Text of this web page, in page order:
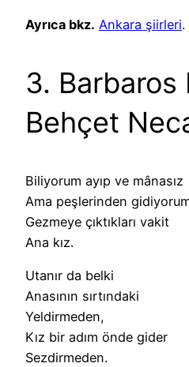
Ayrıca bkz. Ankara şiirleri.
3. Barbaros
Behçet
Biliyorum ayıp ve mânasız
Ama peşlerinden
Gezmeye çıktıkları vakit
Ana kız.
Utanır da belki
Anasının sırtındaki
Yeldirmeden,
Kız bir adım önde gider
Sezdirmeden.